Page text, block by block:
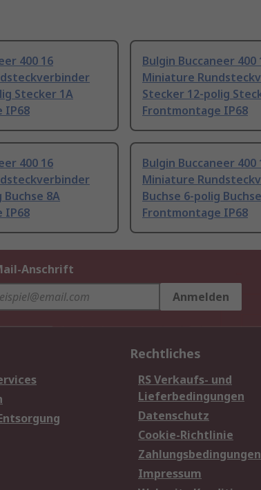
400 16
Stecker 1A
IP68
Bulgin Buccaneer 400
Miniature
Stecker 12-polig
Frontmontage IP68
400 16
Buchse 8A
IP68
Bulgin Buccaneer 400
Miniature
Buchse 6-polig
Frontmontage IP68
Anschrift
Anmelden
Rechtliches
RS Verkaufs- und
Lieferbedingungen
Datenschutz
Cookie-Richtlinie
Zahlungsbedingungen
Impressum